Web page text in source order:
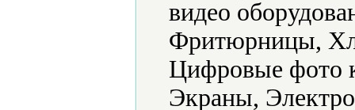
видео
Фритюрницы,
Цифровые фото
Экраны,